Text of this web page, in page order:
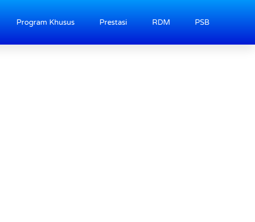
Program Khusus Prestasi RDM PSB